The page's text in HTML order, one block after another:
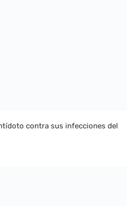
contra sus infecciones del